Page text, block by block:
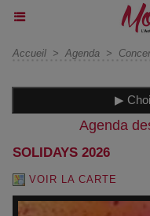
Accueil > Agenda >
▶
Agenda
SOLIDAYS 2026
VOIR LA CARTE